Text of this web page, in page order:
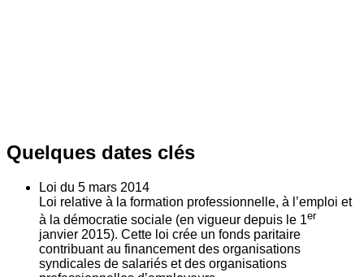
Quelques dates clés
Loi du 5 mars 2014
Loi relative à la formation professionnelle, à l’emploi et
à la démocratie sociale (en vigueur depuis le 1er
janvier 2015). Cette loi crée un fonds paritaire
contribuant au financement des organisations
syndicales de salariés et des organisations